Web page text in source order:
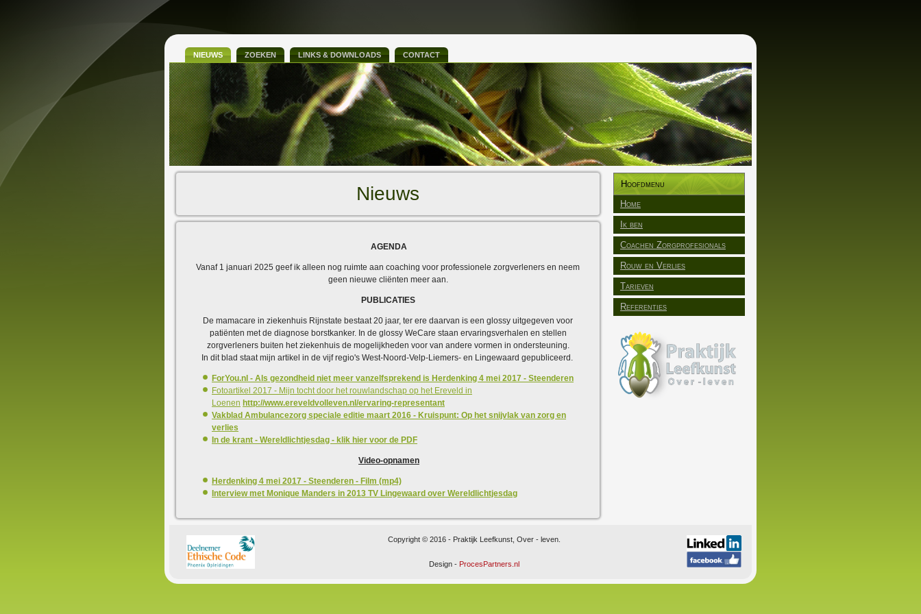
NIEUWS ZOEKEN LINKS & DOWNLOADS CONTACT
Nieuws
AGENDA
Vanaf 1 januari 2025 geef ik alleen nog ruimte aan coaching voor professionele zorgverleners en neem
geen nieuwe cliënten meer aan.
PUBLICATIES
De mamacare in ziekenhuis Rijnstate bestaat 20 jaar, ter ere daarvan is een glossy uitgegeven voor
patiënten met de diagnose borstkanker. In de glossy WeCare staan ervaringsverhalen en stellen
zorgverleners buiten het ziekenhuis de mogelijkheden voor van andere vormen in ondersteuning.
In dit blad staat mijn artikel in de vijf regio's West-Noord-Velp-Liemers- en Lingewaard gepubliceerd.
ForYou.nl - Als gezondheid niet meer vanzelfsprekend is Herdenking 4 mei 2017 - Steenderen
Fotoartikel 2017 - Mijn tocht door het rouwlandschap op het Ereveld in
Loenen http://www.ereveldvolleven.nl/ervaring-representant
Vakblad Ambulancezorg speciale editie maart 2016 - Kruispunt: Op het snijvlak van zorg en
verlies
In de krant - Wereldlichtjesdag - klik hier voor de PDF
Video-opnamen
Herdenking 4 mei 2017 - Steenderen - Film (mp4)
Interview met Monique Manders in 2013 TV Lingewaard over Wereldlichtjesdag
Hoofdmenu
Home
Ik ben
Coachen Zorgprofesionals
Rouw en Verlies
Tarieven
Referenties
Copyright © 2016 - Praktijk Leefkunst, Over - leven.
Design - ProcesPartners.nl